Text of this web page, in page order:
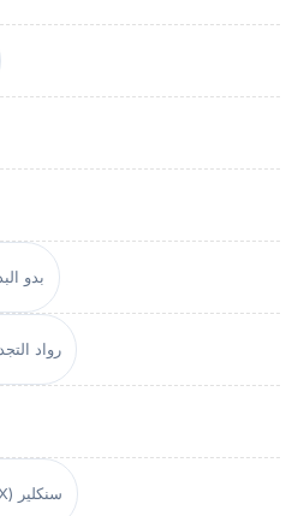
بدو
رواد التجديد
دليل برمجة حاسب سبكتروم (ZX) سنكلير